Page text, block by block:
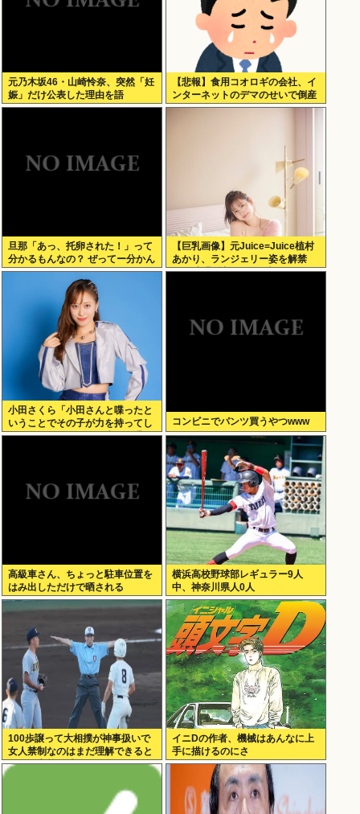
元乃木坂46・山崎怜奈、突然「妊
娠」だけ公表した理由を語
る！！！
【悲報】食用コオロギの会社、イ
ンターネットのデマのせいで倒産
へ
旦那「あっ、托卵された！」って
分かるもんなの？ ぜってー分かん
ないだろ。
【巨乳画像】元Juice=Juice植村
あかり、ランジェリー姿を解禁
www卒業後初フォトブックで
小田さくら「小田さんと喋ったと
いうことでその子が力を持ってし
まわないように、研修生とは喋ら
コンビニでパンツ買うやつwww
高級車さん、ちょっと駐車位置を
はみ出しただけで晒される
wwwWwwWWw
横浜高校野球部レギュラー9人
中、神奈川県人0人
100歩譲って大相撲が神事扱いで
女人禁制なのはまだ理解できると
して、高校野球のグラウンドが女
イニDの作者、機械はあんなに上
手に描けるのにさ